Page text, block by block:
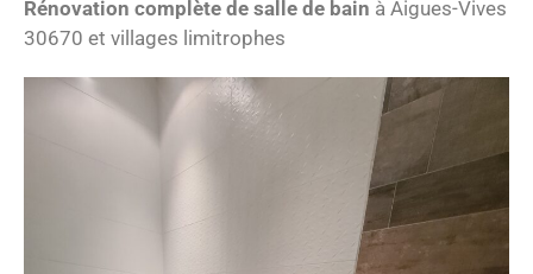
Rénovation complète de salle de bain à Aigues-Vives
30670 et villages limitrophes